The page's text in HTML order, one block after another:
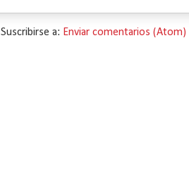
Suscribirse a: Enviar comentarios (Atom)